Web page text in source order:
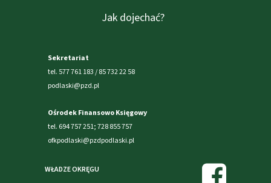
Jak dojechać?
Sekretariat
tel. 577 761 183 / 85 732 22 58
podlaski@pzd.pl
Ośrodek Finansowo Księgowy
tel. 694 757 251; 728 855 757
ofkpodlaski@pzdpodlaski.pl
WŁADZE OKRĘGU